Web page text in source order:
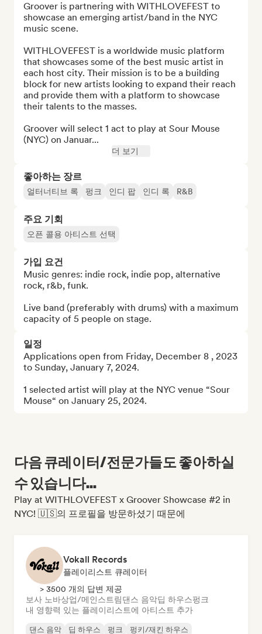
Groover is partnering with WITHLOVEFEST to
showcase an emerging artist/band in the NYC
music scene.
WITHLOVEFEST is a worldwide music platform
that showcases some of the best music artist in
each host city. Their mission is to be a building
block for new artists looking to expand their reach
and provide them with a platform to showcase
their talents to the masses.
Groover will select 1 act to play at Sour Mouse
(NYC) on Januar...
더 보기
좋아하는 장르
얼터너티브 록 펑크 인디 팝 인디 록 R&B
주요 기회
오픈 콜용 아티스트 선택
가입 요건
Music genres: indie rock, indie pop, alternative
rock, r&b, funk.
Live band (preferably with drums) with a maximum
capacity of 5 people on stage.
일정
Applications open from Friday, December 8 , 2023
to Sunday, January 7, 2024.
1 selected artist will play at the NYC venue “Sour
Mouse“ on January 25, 2024.
다음 큐레이터/전문가들도 좋아하실
수 있습니다...
Play at WITHLOVEFEST x Groover Showcase #2 in
NYC! 🇺🇸의 프로필을 방문하셨기 때문에
Vokall Records
플레이리스트 큐레이터
> 3500 개의 답변 제공
보사 노바상업/메인스트림댄스 음악딥 하우스펑크
내 영향력 있는 플레이리스트에 아티스트 추가
댄스 음악 딥 하우스 펑크
펑키/재킨 하우스